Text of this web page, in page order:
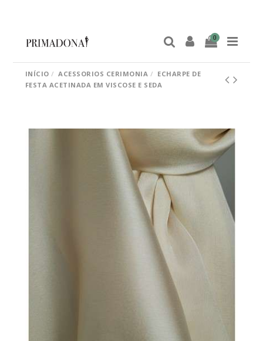
0
INÍCIO ACESSORIOS CERIMONIA
ECHARPE DE
FESTA ACETINADA EM VISCOSE E SEDA